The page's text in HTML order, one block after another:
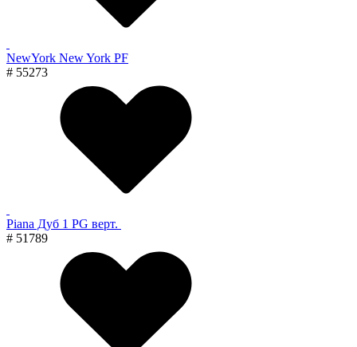
NewYork New York PF
# 55273
Piana Дуб 1 PG верт.
# 51789